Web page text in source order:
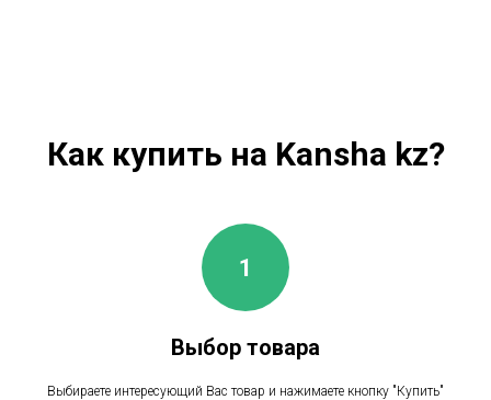
Как купить на Kansha kz?
Выбор товара
Выбираете интересующий Вас товар и нажимаете кнопку "Купить"